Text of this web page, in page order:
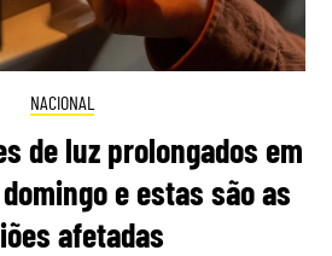
NACIONAL
de luz prolongados em
e estas são as
afetadas